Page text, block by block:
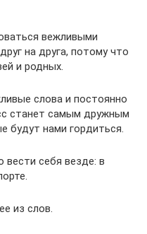
вежливыми
на друга, потому что
и родных.
слова и постоянно
станет самым дружным
будут нами гордиться.
себя везде: в
из слов.